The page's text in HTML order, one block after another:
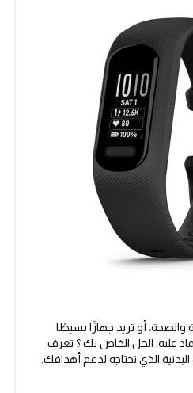
والصحة، أو تريد جهازًا بسيطًا
عليه. الحل الخاص بك ؟ تعرف